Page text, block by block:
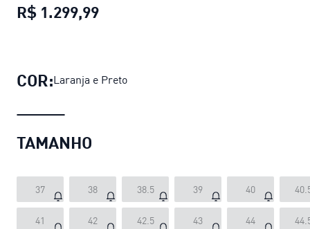
R$ 1.299,99
COR:Laranja e Preto
TAMANHO
37 38 38.5 39 40
41 42 42.5 43 44